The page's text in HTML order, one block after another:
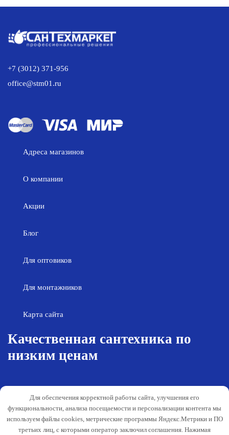
+7 (3012) 371-956
office@stm01.ru
Адреса магазинов
О компании
Акции
Блог
Для оптовиков
Для монтажников
Карта сайта
Качественная сантехника по
низким ценам
Гарантия и обслуживание
Публичная оферта
данных
Для обеспечения корректной работы сайта, улучшения его
функциональности, анализа посещаемости и персонализации контента мы
используем файлы cookies, метрические программы Яндекс.Метрики и ПО
третьих лиц, с которыми оператор заключил соглашения. Нажимая